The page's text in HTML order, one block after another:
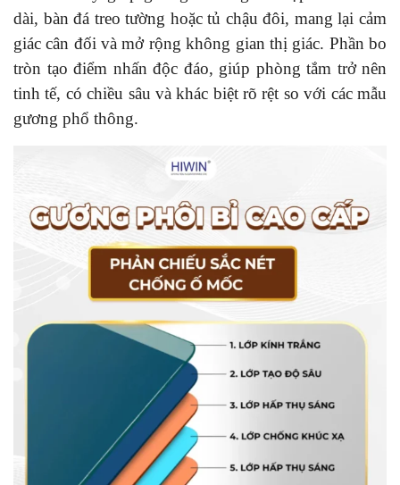
dài, bàn đá treo tường hoặc tủ chậu đôi, mang lại cảm
giác cân đối và mở rộng không gian thị giác. Phần bo
tròn tạo điểm nhấn độc đáo, giúp phòng tắm trở nên
tinh tế, có chiều sâu và khác biệt rõ rệt so với các mẫu
gương phổ thông.